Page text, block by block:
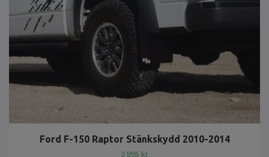
Ford F-150 Raptor Stänkskydd 2010-2014
2 895 kr